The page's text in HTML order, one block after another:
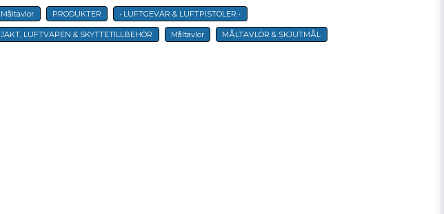
name
Namn email
E-postadress
Måltavlor PRODUKTER • LUFTGEVÄR & LUFTPISTOLER •
JAKT, LUFTVAPEN & SKYTTETILLBEHÖR Måltavlor MÅLTAVLOR & SKJUTMÅL